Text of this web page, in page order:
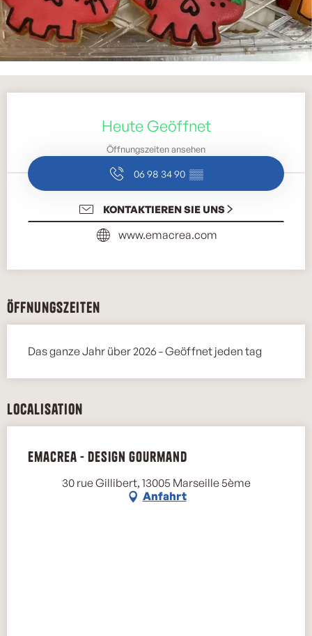
Heute Geöffnet
Öffnungszeiten ansehen
06 98 34 90 ▒▒
KONTAKTIEREN SIE UNS
www.emacrea.com
Öffnungszeiten
Das ganze Jahr über 2026 - Geöffnet jeden tag
Localisation
Emacrea - Design gourmand
30 rue Gillibert, 13005 Marseille 5ème
Anfahrt